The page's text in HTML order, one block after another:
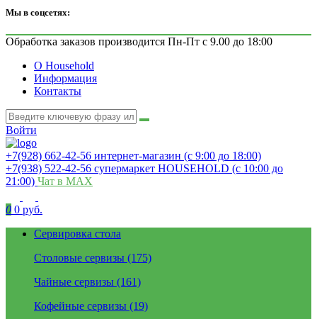
Мы в соцсетях:
Обработка заказов производится Пн-Пт с 9.00 до 18:00
О Household
Информация
Контакты
Войти
+7(928) 662-42-56 интернет-магазин (с 9:00 до 18:00)
+7(938) 522-42-56 супермаркет HOUSEHOLD (с 10:00 до
21:00) Чат в MAX
0 0 руб.
Сервировка стола
Столовые сервизы (175)
Чайные сервизы (161)
Кофейные сервизы (19)